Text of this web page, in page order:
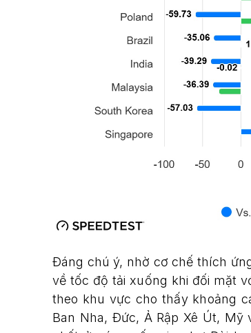
Đáng chú ý, nhờ cơ chế thích
về tốc độ tải xuống khi đối mặt
theo khu vực cho thấy khoảng
Ban Nha, Đức, Ả Rập Xê Út,